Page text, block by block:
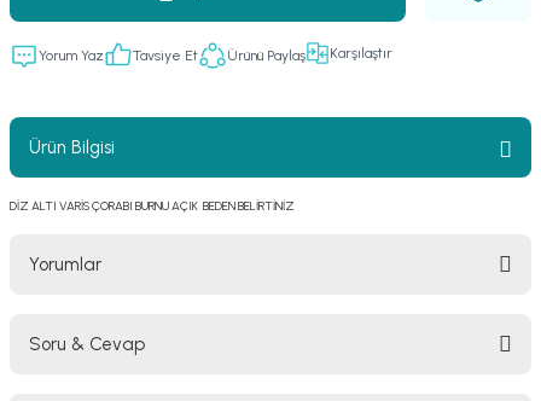
Yorum Yaz Tavsiye Et Ürünü Paylaş Karşılaştır
Ürün Bilgisi
DİZ ALTI VARİS ÇORABI BURNU AÇIK BEDEN BELİRTİNİZ
Yorumlar
Soru & Cevap